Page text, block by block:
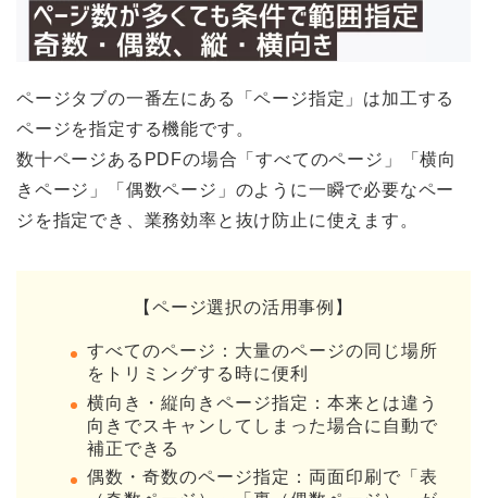
ページタブの一番左にある「ページ指定」は加工する
ページを指定する機能です。
数十ページあるPDFの場合「すべてのページ」「横向
きページ」「偶数ページ」のように一瞬で必要なペー
ジを指定でき、業務効率と抜け防止に使えます。
【ページ選択の活用事例】
すべてのページ：大量のページの同じ場所
をトリミングする時に便利
横向き・縦向きページ指定：本来とは違う
向きでスキャンしてしまった場合に自動で
補正できる
偶数・奇数のページ指定：両面印刷で「表